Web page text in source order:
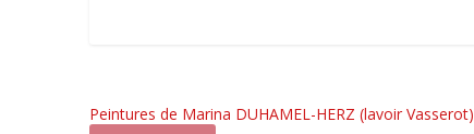
Peintures de Marina DUHAMEL-HERZ (lavoir Vasserot)